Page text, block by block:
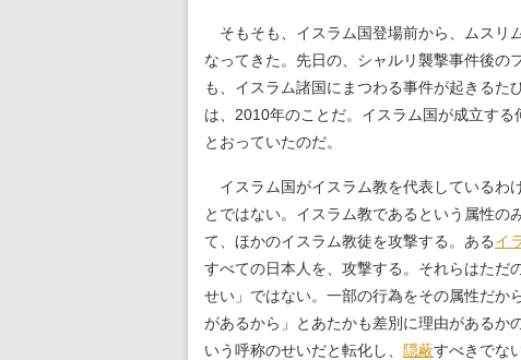
そもそも、イスラム国登場前から、ムスリ
なってきた。先日の、シャルリ襲撃事件後の
も、イスラム諸国にまつわる事件が起きるた
は、2010年のことだ。イスラム国が成立する
とおっていたのだ。
イスラム国がイスラム教を代表しているわ
とではない。イスラム教であるという属性の
て、ほかのイスラム教徒を攻撃する。あるイ
すべての日本人を、攻撃する。それらはただ
せい」ではない。一部の行為をその属性だか
があるから」とあたかも差別に理由があるか
いう呼称のせいだと転化し、 隠蔽すべきでない